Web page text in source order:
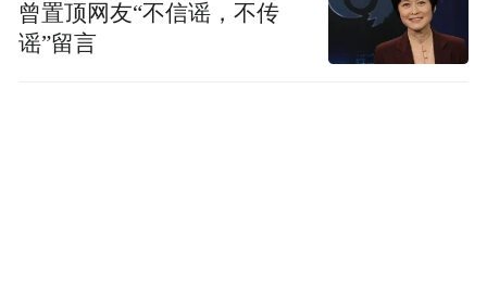
曾置顶网友“不信谣，不传
谣”留言